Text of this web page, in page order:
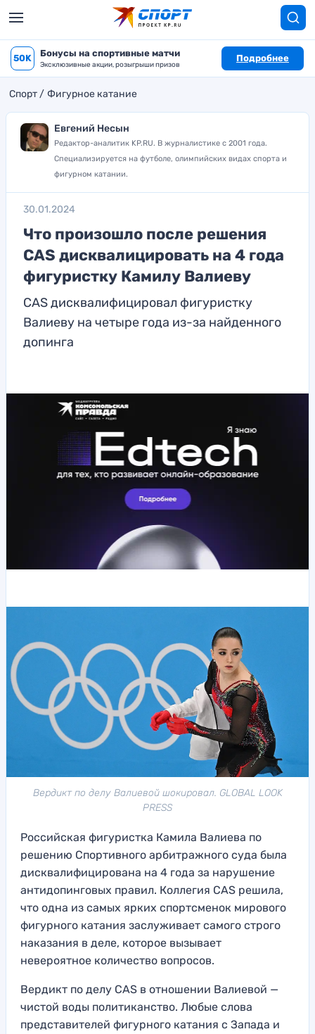
50K Бонусы на спортивные матчи
Эксклюзивные акции, розыгрыши призов
Подробнее
Спорт Фигурное катание
Евгений Несын
Редактор-аналитик KP.RU. В журналистике с 2001 года.
Специализируется на футболе, олимпийских видах спорта и
фигурном катании.
30.01.2024
Что произошло после решения
CAS дисквалицировать на 4 года
фигуристку Камилу Валиеву
CAS дисквалифицировал фигуристку
Валиеву на четыре года из-за найденного
допинга
Вердикт по делу Валиевой шокировал. GLOBAL LOOK
PRESS
Российская фигуристка Камила Валиева по
решению Спортивного арбитражного суда была
дисквалифицирована на 4 года за нарушение
антидопинговых правил. Коллегия CAS решила,
что одна из самых ярких спортсменок мирового
фигурного катания заслуживает самого строго
наказания в деле, которое вызывает
невероятное количество вопросов.
Вердикт по делу CAS в отношении Валиевой —
чистой воды политиканство. Любые слова
представителей фигурного катания с Запада и